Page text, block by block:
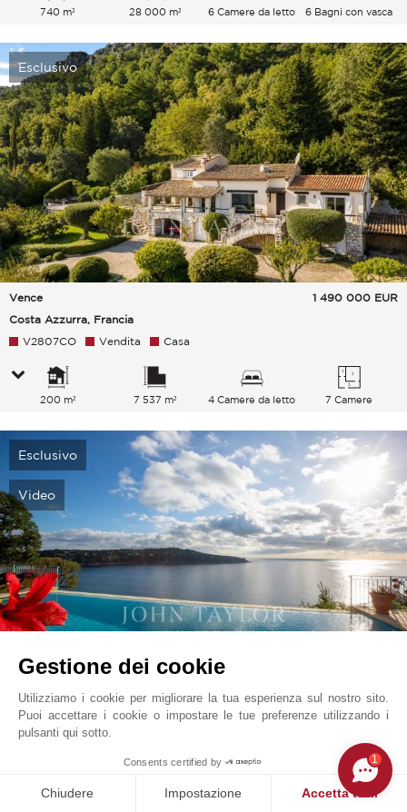
740 m² 28 000 m² 6 Camere da letto 6 Bagni con vasca
Esclusivo
Vence
Costa Azzurra, Francia
1 490 000 EUR
V2807CO Vendita Casa
200 m² 7 537 m² 4 Camere da letto 7 Camere
Esclusivo
Video
Costa Azzurra, Francia
V1271SJ Vendita
320 m² 436 m² 4 Camere da letto
Gestione dei cookie
Utilizziamo i cookie per migliorare la tua esperienza sul nostro sito.
Puoi accettare i cookie o impostare le tue preferenze utilizzando i
pulsanti qui sotto.
Consents certified by
Chiudere Impostazione Accetta tutti
1